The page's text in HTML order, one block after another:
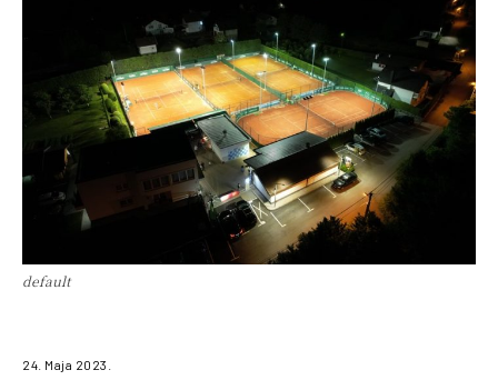
default
24. Maja 2023.